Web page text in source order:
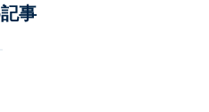
。
ゃれなファッションなので
てとてもカッコいい」（28
22歳未回答）などの声や
事